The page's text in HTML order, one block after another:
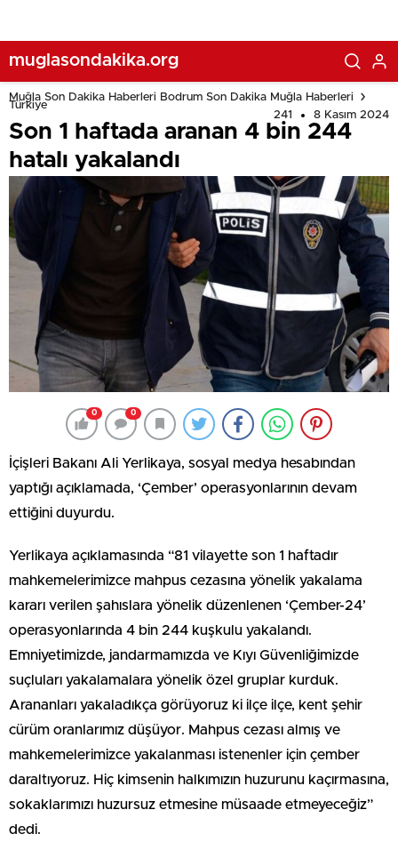
muglasondakika.org
Muğla Son Dakika Haberleri Bodrum Son Dakika Muğla Haberleri
Türkiye
241
8 Kasım 2024
Son 1 haftada aranan 4 bin 244
hatalı yakalandı
0 0
İçişleri Bakanı Ali Yerlikaya, sosyal medya hesabından
yaptığı açıklamada, ‘Çember’ operasyonlarının devam
ettiğini duyurdu.
Yerlikaya açıklamasında “81 vilayette son 1 haftadır
mahkemelerimizce mahpus cezasına yönelik yakalama
kararı verilen şahıslara yönelik düzenlenen ‘Çember-24’
operasyonlarında 4 bin 244 kuşkulu yakalandı.
Emniyetimizde, jandarmamızda ve Kıyı Güvenliğimizde
suçluları yakalamalara yönelik özel gruplar kurduk.
Arananları yakaladıkça görüyoruz ki ilçe ilçe, kent şehir
cürüm oranlarımız düşüyor. Mahpus cezası almış ve
mahkemelerimizce yakalanması istenenler için çember
daraltıyoruz. Hiç kimsenin halkımızın huzurunu kaçırmasına,
sokaklarımızı huzursuz etmesine müsaade etmeyeceğiz”
dedi.